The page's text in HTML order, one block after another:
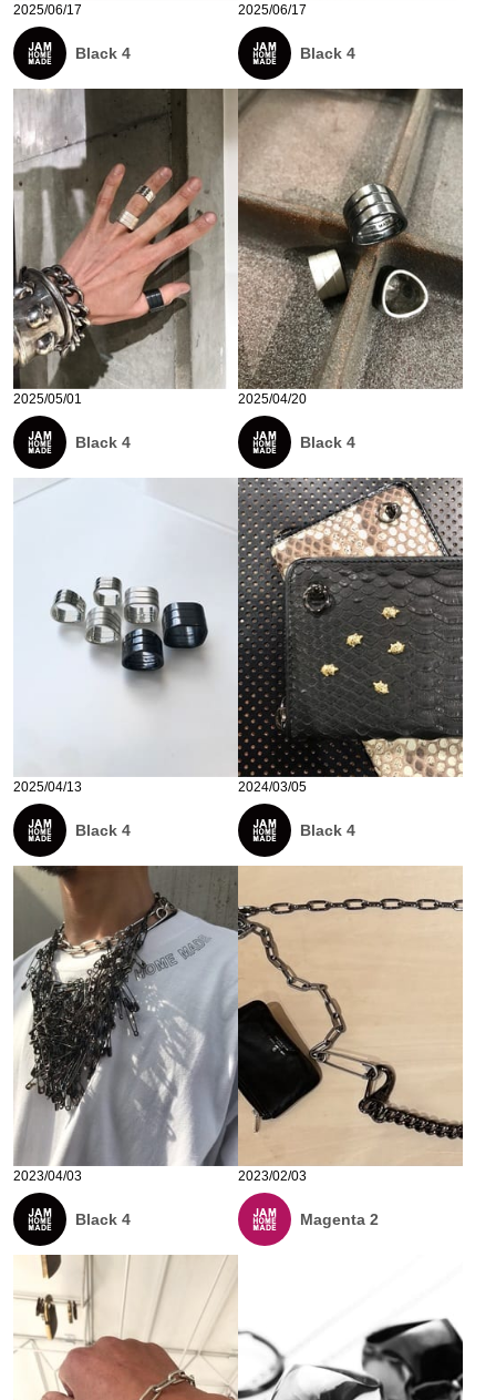
2025/06/17
Black 4
2025/06/17
Black 4
2025/05/01
Black 4
2025/04/20
Black 4
2025/04/13
Black 4
2024/03/05
Black 4
2023/04/03
Black 4
2023/02/03
Magenta 2